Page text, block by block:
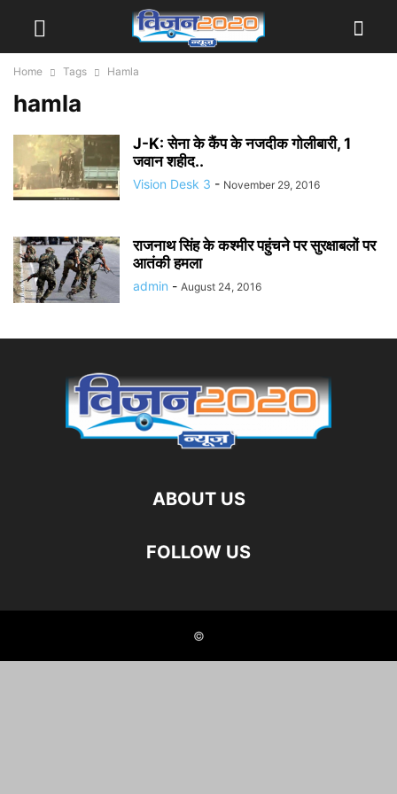
Home Tags Hamla
hamla
J-K: सेना के कैंप के नजदीक गोलीबारी, 1
जवान शहीद..
Vision Desk 3 - November 29, 2016
राजनाथ सिंह के कश्मीर पहुंचने पर सुरक्षाबलों पर
आतंकी हमला
admin - August 24, 2016
ABOUT US
FOLLOW US
©